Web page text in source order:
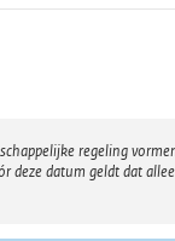
regeling
datum geldt dat